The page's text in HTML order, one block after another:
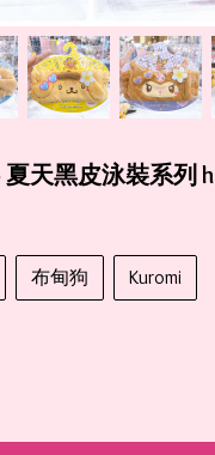
夏天黑皮泳裝系列
布甸狗 Kuromi